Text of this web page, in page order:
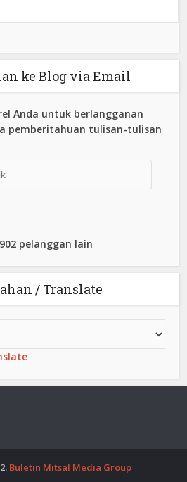
ke Blog via Email
Anda untuk berlangganan
pemberitahuan tulisan-tulisan
pelanggan lain
/ Translate
Buletin Mitsal Media Group